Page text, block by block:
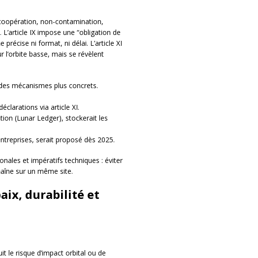
non-contamination,
IX impose une “obligation de
précise ni format, ni délai. L’article XI
l’orbite basse, mais se révèlent
mécanismes plus concrets.
via article XI.
(Lunar Ledger), stockerait les
serait proposé dès 2025.
et impératifs techniques : éviter
sur un même site.
durabilité et
le risque d’impact orbital ou de